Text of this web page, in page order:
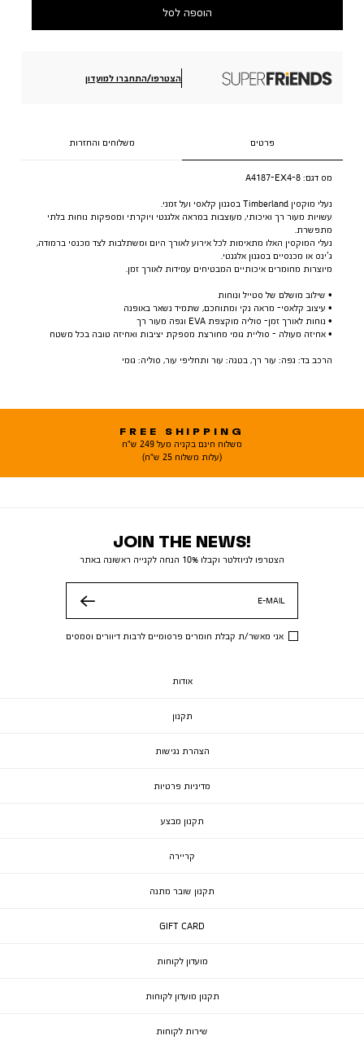
הוספה לסל
הצטרפו/התחברו למועדון
פרטים משלוחים והחזרות
מס דגם: A4187-EX4-8
נעלי מוקסין Timberland בסגנון קלאסי ועל זמני.
עשויות מעור רך ואיכותי, מעוצבות במראה אלגנטי ויוקרתי ומספקות נוחות בלתי
מתפשרת.
נעלי המוקסין האלו מתאימות לכל אירוע לאורך היום ומשתלבות לצד מכנסי ברמודה,
ג’ינס או מכנסיים בסגנון אלגנטי.
מיוצרות מחומרים איכותיים המבטיחים עמידות לאורך זמן.
• שילוב מושלם של סטייל ונוחות
• עיצוב קלאסי- מראה נקי ומתוחכם, שתמיד נשאר באופנה
• נוחות לאורך זמן- סוליה מוקצפת EVA וגפה מעור רך
• אחיזה מעולה - סוליית גומי מחורצת מספקת יציבות ואחיזה טובה בכל משטח
הרכב בד: גפה: עור רך, בטנה: עור ותחליפי עור, סוליה: גומי
FREE SHIPPING
משלוח חינם בקניה מעל 249 ש"ח
(עלות משלוח 25 ש"ח)
JOIN THE NEWS!
הצטרפו לניוזלטר וקבלו 10% הנחה לקנייה ראשונה באתר
E-MAIL
אני מאשר/ת קבלת חומרים פרסומיים לרבות דיוורים וסמסים
אודות
תקנון
הצהרת נגישות
מדיניות פרטיות
תקנון מבצע
קריירה
תקנון שובר מתנה
GIFT CARD
מועדון לקוחות
תקנון מועדון לקוחות
שירות לקוחות